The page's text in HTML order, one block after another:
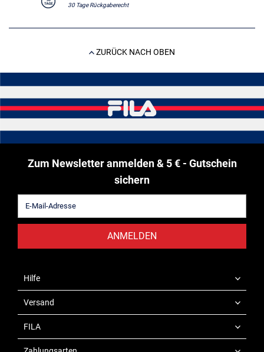
30 Tage Rückgaberecht
ZURÜCK NACH OBEN
Zum Newsletter anmelden & 5 € - Gutschein
sichern
ANMELDEN
Hilfe
Versand
FILA